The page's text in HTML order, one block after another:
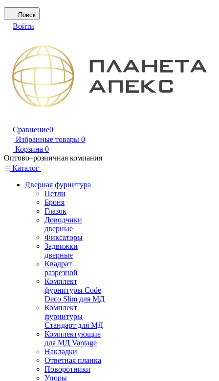
Поиск
Войти
Сравнение0
Избранные товары 0
Корзина 0
Оптово–розничная компания
Каталог
Дверная фурнитура
Петли
Броня
Глазок
Доводчики
дверные
Фиксаторы
Задвижки
дверные
Квадрат
разрезной
Комплект
фурнитуры Code
Deco Slim для МД
Комплект
фурнитуры
Стандарт для МД
Комплектующие
для МД Vantage
Накладки
Ответная планка
Поворотники
Упоры